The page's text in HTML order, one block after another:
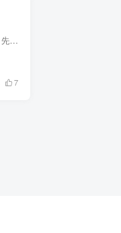
1.怎样描述地形特征：(1)地形类型：平原、山地、丘陵、高原、盆地等。(2)地势起伏状况：先描述整体，如总体上以山地为主，然后描述趋势，如由东南(西北)向西北(东南)倾斜。(3)主要地貌类型分布(...
7